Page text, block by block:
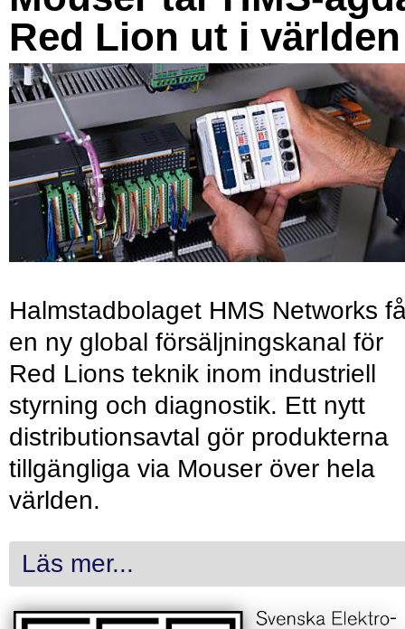
Red Lion ut i världen
Halmstadbolaget HMS Networks
en ny global försäljningskanal för
Red Lions teknik inom industriell
styrning och diagnostik. Ett nytt
distributionsavtal gör produkterna
tillgängliga via Mouser över hela
världen.
Läs mer...